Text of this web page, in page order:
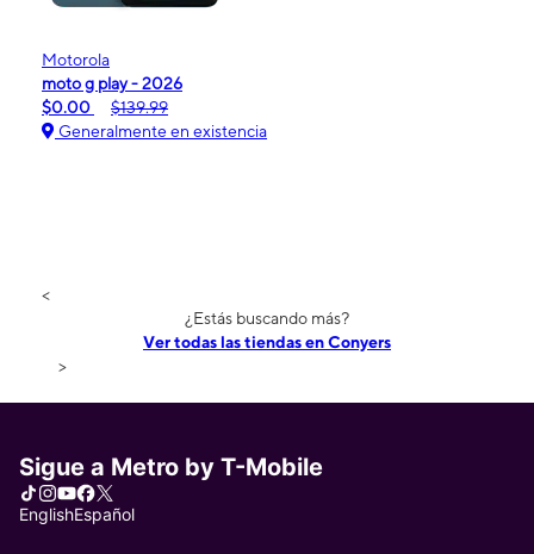
Motorola
moto g play - 2026
$0.00
$139.99
Generalmente en existencia
<
¿Estás buscando más?
Ver todas las tiendas en Conyers
>